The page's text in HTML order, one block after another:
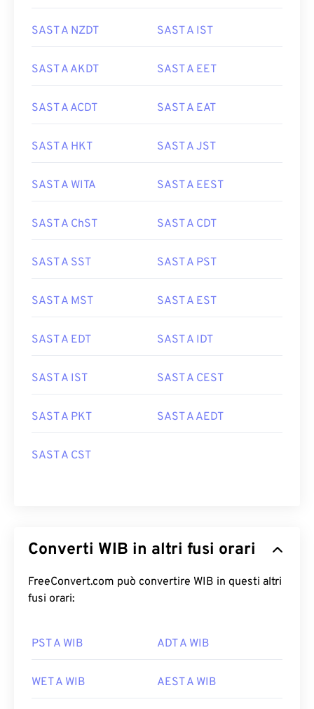
SAST A NZDT SAST A IST
SAST A AKDT SAST A EET
SAST A ACDT SAST A EAT
SAST A HKT SAST A JST
SAST A WITA SAST A EEST
SAST A ChST SAST A CDT
SAST A SST SAST A PST
SAST A MST SAST A EST
SAST A EDT SAST A IDT
SAST A IST SAST A CEST
SAST A PKT SAST A AEDT
SAST A CST
Converti WIB in altri fusi orari
FreeConvert.com può convertire WIB in questi altri
fusi orari:
PST A WIB ADT A WIB
WET A WIB AEST A WIB